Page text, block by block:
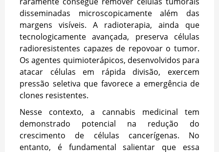
disseminadas microscopicamente além das
margens visíveis. A radioterapia, ainda que
tecnologicamente avançada, preserva células
radioresistentes capazes de repovoar o tumor.
Os agentes quimioterápicos, desenvolvidos para
atacar células em rápida divisão, exercem
pressão seletiva que favorece a emergência de
clones resistentes.
Nesse contexto, a cannabis medicinal tem
demonstrado potencial na redução do
crescimento de células cancerígenas. No
entanto, é fundamental salientar que essa